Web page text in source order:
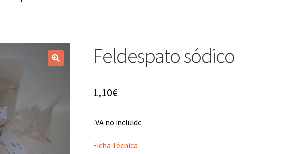
Feldespato sódico
1,10€
IVA no incluido
Ficha Técnica